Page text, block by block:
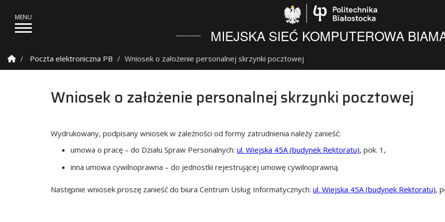
MIEJSKA SIEĆ KOMPUTEROWA
Strona Główna
Poczta elektroniczna PB Wniosek o założenie personalnej skrzynki pocztowej
Wniosek o założenie personalnej skrzynki pocztowej
Wydrukowany, podpisany wniosek w zależności od formy zatrudnienia należy zanieść:
umowa o pracę – do Działu Spraw Personalnych: ul. Wiejska 45A (budynek Rektoratu), pok. 1,
inna umowa cywilnoprawna – do jednostki rejestrującej umowę cywilnoprawną.
Następnie wniosek proszę zanieść do biura Centrum Usług Informatycznych: ul. Wiejska 45A (budynek Rektoratu),